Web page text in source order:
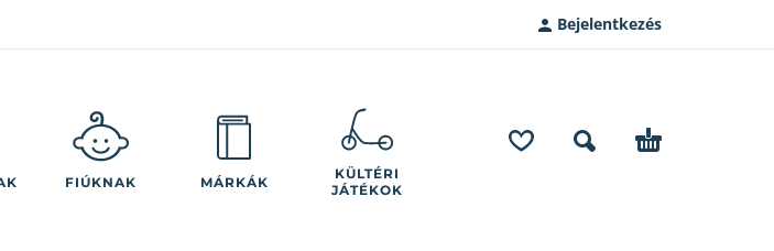
Bejelentkezés
FIÚKNAK MÁRKÁK
KÜLTÉRI
JÁTÉKOK